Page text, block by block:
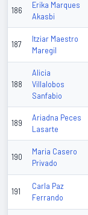
186
Erika Marques
Akasbi
187
Itziar Maestro
Maregil
188
Alicia
Villalobos
Sanfabio
189
Ariadna Peces
Lasarte
190
Maria Casero
Privado
191
Carla Paz
Ferrando